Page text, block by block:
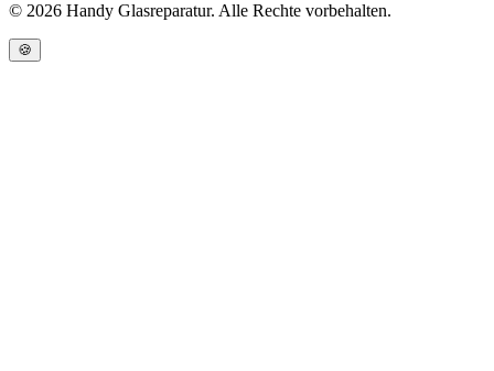
© 2026 Handy Glasreparatur. Alle Rechte vorbehalten.
🍪